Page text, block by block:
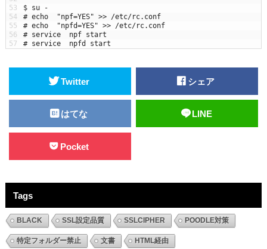
53
54
55
56
57
$ su
-
# echo  "npf=YES" >> /etc/rc.conf
# echo  "npfd=YES" >> /etc/rc.conf
# service  npf start
# service  npfd start
Twitter シェア
はてな LINE
Pocket
Tags
BLACK SSL設定品質 SSLCIPHER POODLE対策
特定フォルダー禁止 文書 HTML経由